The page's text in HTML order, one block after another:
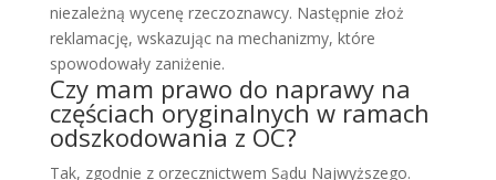
niezależną wycenę rzeczoznawcy. Następnie złoż
reklamację, wskazując na mechanizmy, które
spowodowały zaniżenie.
Czy mam prawo do naprawy na
częściach oryginalnych w ramach
odszkodowania z OC?
Tak, zgodnie z orzecznictwem Sądu Najwyższego.